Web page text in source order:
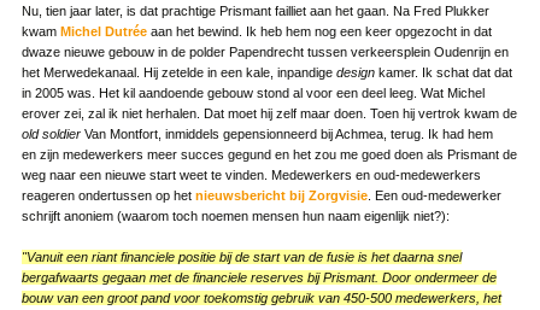
Nu, tien jaar later, is dat prachtige Prismant failliet aan het gaan. Na Fred Plukker
kwam Michel Dutréeaan het bewind. Ik heb hem nog een keer opgezocht in dat
dwaze nieuwe gebouw in de polder Papendrecht tussen verkeersplein Oudenrijn en
het Merwedekanaal. Hij zetelde in een kale, inpandige designkamer. Ik schat dat dat
in 2005 was. Het kil aandoende gebouw stond al voor een deel leeg. Wat Michel
erover zei, zal ik niet herhalen. Dat moet hij zelf maar doen. Toen hij vertrok kwam de
old soldierVan Montfort, inmiddels gepensionneerd bij Achmea, terug. Ik had hem
en zijn medewerkers meer succes gegund en het zou me goed doen als Prismant de
weg naar een nieuwe start weet te vinden. Medewerkers en oud-medewerkers
reageren ondertussen op het nieuwsbericht bij Zorgvisie. Een oud-medewerker
schrijft anoniem (waarom toch noemen mensen hun naam eigenlijk niet?):
"Vanuit een riant financiele positie bij de start van de fusie is het daarna snel
bergafwaarts gegaan met de financiele reserves bij Prismant. Door ondermeer de
bouw van een groot pand voor toekomstig gebruik van 450-500 medewerkers, het